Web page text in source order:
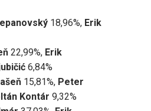
18,96%, Erik
ň 22,99%, Erik
6,84%
ň 15,81%, Peter
Kontár 9,32%